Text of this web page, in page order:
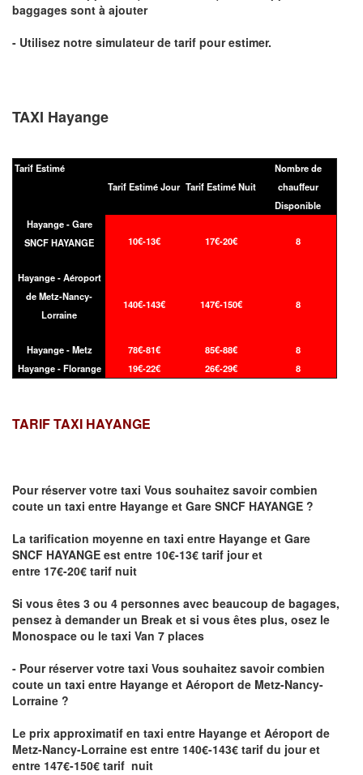
baggages sont à ajouter
- Utilisez notre simulateur de tarif pour estimer.
TAXI Hayange
Tarif Estimé
Tarif Estimé Jour Tarif Estimé Nuit
Nombre de
chauffeur
Disponible
Hayange - Gare
SNCF HAYANGE
10€-13€ 17€-20€ 8
Hayange - Aéroport
de Metz-Nancy-
Lorraine
140€-143€ 147€-150€ 8
Hayange - Metz 78€-81€ 85€-88€
8
Hayange - Florange
19€-22€ 26€-29€ 8
TARIF TAXI HAYANGE
Pour réserver votre taxi Vous souhaitez savoircombien
coute un taxi entre Hayange et Gare SNCF HAYANGE ?
La tarification moyenne en taxi entre Hayange et Gare
SNCF HAYANGE est entre 10€-13€ tarif jour et
entre 17€-20€ tarif nuit
Si vous êtes 3 ou 4 personnes avec beaucoup de bagages,
pensez à demander un Break et si vous êtes plus, osez le
Monospace ou le taxi Van 7 places
- Pour réserver votre taxi Vous souhaitez savoircombien
coute un taxi entre Hayange et Aéroport de Metz-Nancy-
Lorraine ?
Le prix approximatif en taxi entre Hayange et Aéroport de
Metz-Nancy-Lorraine est entre 140€-143€ tarif du jour et
entre 147€-150€ tarif nuit